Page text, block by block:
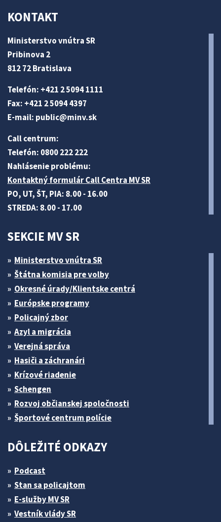
KONTAKT
Ministerstvo vnútra SR
Pribinova 2
812 72 Bratislava
Telefón: +421 2 5094 1111
Fax: +421 2 5094 4397
E-mail: public@minv.sk
Call centrum:
Telefón: 0800 222 222
Nahlásenie problému:
Kontaktný formulár Call Centra MV SR
PO, UT, ŠT, PIA: 8.00 - 16.00
STREDA: 8.00 - 17.00
SEKCIE MV SR
Ministerstvo vnútra SR
Štátna komisia pre volby
Okresné úrady/Klientske centrá
Európske programy
Policajný zbor
Azyl a migrácia
Verejná správa
Hasiči a záchranári
Krízové riadenie
Schengen
Rozvoj občianskej spoločnosti
Športové centrum polície
DÔLEŽITÉ ODKAZY
Podcast
Stan sa policajtom
E-služby MV SR
Vestník vlády SR